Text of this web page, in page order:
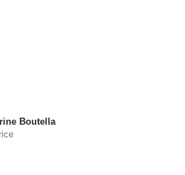
Boutella